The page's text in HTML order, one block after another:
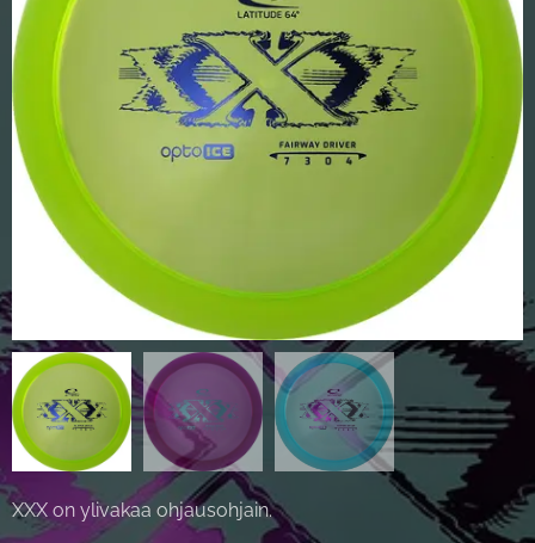
XXX on ylivakaa ohjausohjain.